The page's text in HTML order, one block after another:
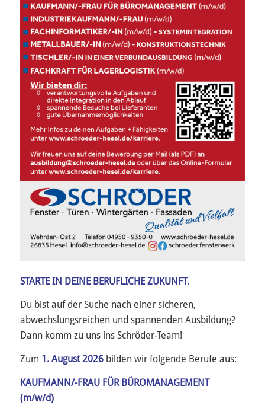
STARTE IN DEINE BERUFLICHE ZUKUNFT.
Du bist auf der Suche nach einer sicheren,
abwechslungsreichen und spannenden Ausbildung?
Dann komm zu uns ins Schröder-Team!
Zum 1. August 2026 bilden wir folgende Berufe aus:
KAUFMANN/-FRAU FÜR BÜROMANAGEMENT
(m/w/d)